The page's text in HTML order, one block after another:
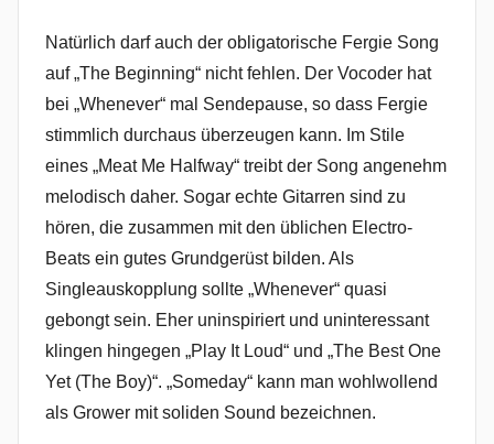
Natürlich darf auch der obligatorische Fergie Song
auf „The Beginning“ nicht fehlen. Der Vocoder hat
bei „Whenever“ mal Sendepause, so dass Fergie
stimmlich durchaus überzeugen kann. Im Stile
eines „Meat Me Halfway“ treibt der Song angenehm
melodisch daher. Sogar echte Gitarren sind zu
hören, die zusammen mit den üblichen Electro-
Beats ein gutes Grundgerüst bilden. Als
Singleauskopplung sollte „Whenever“ quasi
gebongt sein. Eher uninspiriert und uninteressant
klingen hingegen „Play It Loud“ und „The Best One
Yet (The Boy)“. „Someday“ kann man wohlwollend
als Grower mit soliden Sound bezeichnen.